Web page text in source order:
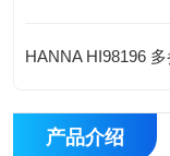
产品介绍